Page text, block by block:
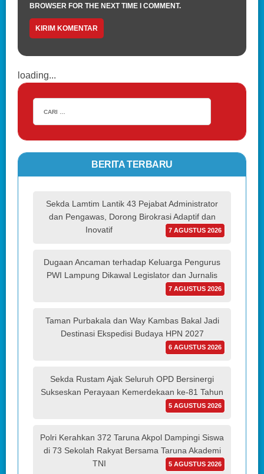
BROWSER FOR THE NEXT TIME I COMMENT.
loading...
BERITA TERBARU
Sekda Lamtim Lantik 43 Pejabat Administrator
dan Pengawas, Dorong Birokrasi Adaptif dan
Inovatif
7 AGUSTUS 2026
Dugaan Ancaman terhadap Keluarga Pengurus
PWI Lampung Dikawal Legislator dan Jurnalis
7 AGUSTUS 2026
Taman Purbakala dan Way Kambas Bakal Jadi
Destinasi Ekspedisi Budaya HPN 2027
6 AGUSTUS 2026
Sekda Rustam Ajak Seluruh OPD Bersinergi
Sukseskan Perayaan Kemerdekaan ke-81 Tahun
5 AGUSTUS 2026
Polri Kerahkan 372 Taruna Akpol Dampingi Siswa
di 73 Sekolah Rakyat Bersama Taruna Akademi
TNI
5 AGUSTUS 2026